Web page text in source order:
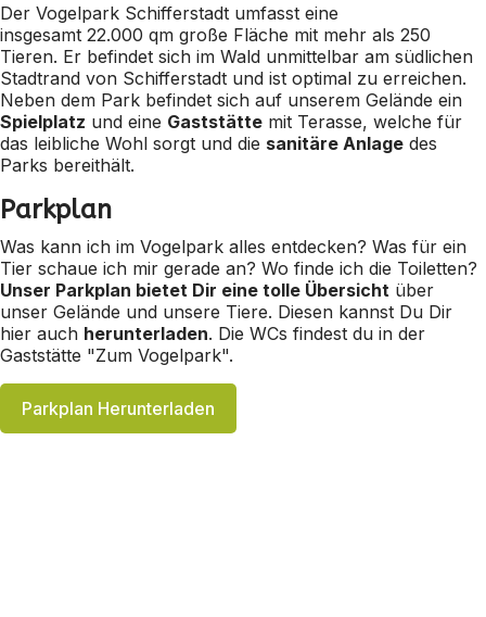
Der Vogelpark Schifferstadt umfasst eine
insgesamt 22.000 qm große Fläche mit mehr als 250
Tieren. Er befindet sich im Wald unmittelbar am südlichen
Stadtrand von Schifferstadt und ist optimal zu erreichen.
Neben dem Park befindet sich auf unserem Gelände ein
Spielplatz und eine Gaststätte mit Terasse, welche für
das leibliche Wohl sorgt und die sanitäre Anlage des
Parks bereithält.
Parkplan
Was kann ich im Vogelpark alles entdecken? Was für ein
Tier schaue ich mir gerade an? Wo finde ich die Toiletten?
Unser Parkplan bietet Dir eine tolle Übersicht über
unser Gelände und unsere Tiere. Diesen kannst Du Dir
hier auch herunterladen. Die WCs findest du in der
Gaststätte "Zum Vogelpark".
Parkplan Herunterladen